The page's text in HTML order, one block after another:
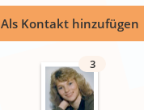
Als Kontakt hinzufügen
3